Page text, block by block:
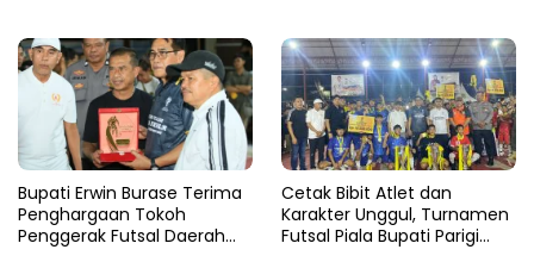
Bupati Erwin Burase Terima
Penghargaan Tokoh
Penggerak Futsal Daerah
Cetak Bibit Atlet dan
Karakter Unggul, Turnamen
Futsal Piala Bupati Parigi